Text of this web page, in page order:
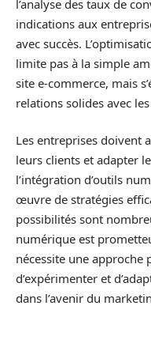
l’analyse des taux de
indications aux
avec succès.
limite pas à la simple
site e-commerce, mais
relations solides avec
Les entreprises doivent
leurs clients et adapter
l’intégration d’outils
œuvre de stratégies
possibilités sont
numérique est
nécessite une approche
d’expérimenter et
dans l’avenir du